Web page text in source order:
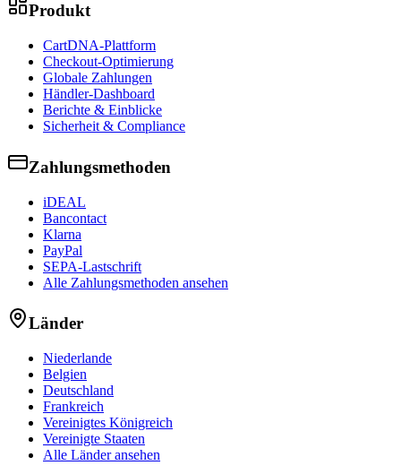
Produkt
CartDNA-Plattform
Checkout-Optimierung
Globale Zahlungen
Händler-Dashboard
Berichte & Einblicke
Sicherheit & Compliance
Zahlungsmethoden
iDEAL
Bancontact
Klarna
PayPal
SEPA-Lastschrift
Alle Zahlungsmethoden ansehen
Länder
Niederlande
Belgien
Deutschland
Frankreich
Vereinigtes Königreich
Vereinigte Staaten
Alle Länder ansehen